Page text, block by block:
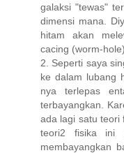
galaksi "tewas"
dimensi mana.
hitam akan
cacing (worm-hole).
2. Seperti saya
ke dalam lubang
nya terlepas
terbayangkan.
ada lagi satu teori
teori2 fisika ini
membayangkan